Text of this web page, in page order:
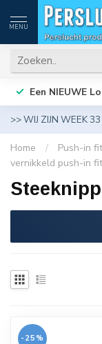
MENU
Een NIEUWE
>> WIJ ZIJN WEEK
Home / Push-in
vernikkeld push-in
-25%